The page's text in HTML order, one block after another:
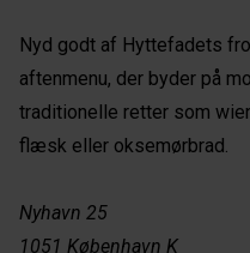
Nyd godt af Hyttefadets
aftenmenu, der byder på
traditionelle retter som
flæsk eller oksemørbrad.
Nyhavn 25
1051 København K